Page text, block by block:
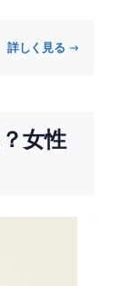
詳しく見る →
女性